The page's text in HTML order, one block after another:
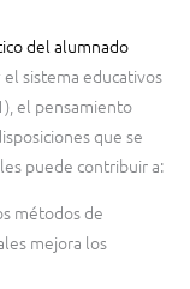
del alumnado
sistema educativos
el pensamiento
que se
puede contribuir a:
métodos de
mejora los